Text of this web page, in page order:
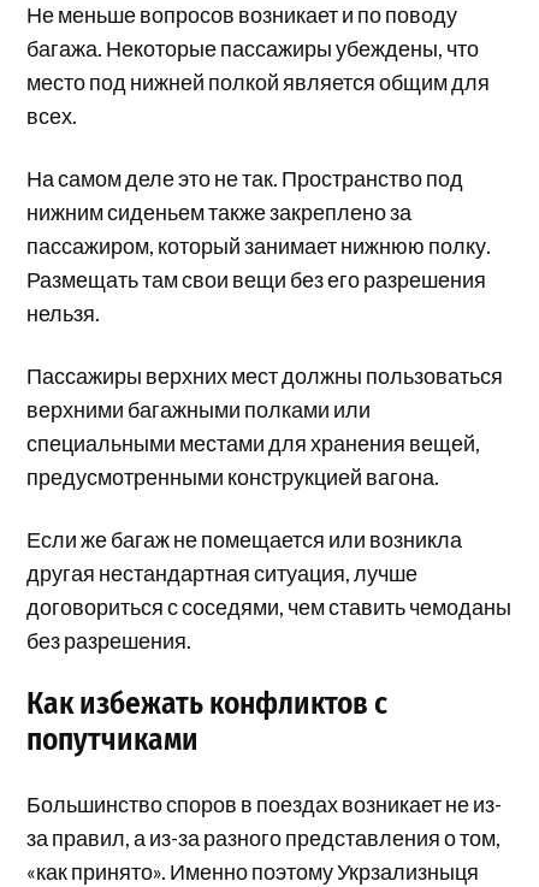
Не меньше вопросов возникает и по поводу
багажа. Некоторые пассажиры убеждены, что
место под нижней полкой является общим для
всех.
На самом деле это не так. Пространство под
нижним сиденьем также закреплено за
пассажиром, который занимает нижнюю полку.
Размещать там свои вещи без его разрешения
нельзя.
Пассажиры верхних мест должны пользоваться
верхними багажными полками или
специальными местами для хранения вещей,
предусмотренными конструкцией вагона.
Если же багаж не помещается или возникла
другая нестандартная ситуация, лучше
договориться с соседями, чем ставить чемоданы
без разрешения.
Как избежать конфликтов с
попутчиками
Большинство споров в поездах возникает не из-
за правил, а из-за разного представления о том,
«как принято». Именно поэтому Укрзализныця